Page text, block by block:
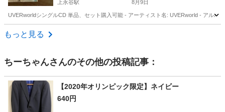
上永谷駅 8月9日
UVERworldシングルCD 単品、セット購入可能 - アーティスト名: UVERworld - アルバ
神奈川 横浜市
もっと見る
ちーちゃんさんのその他の投稿記事：
【2020年オリンピック限定】ネイビー
640円